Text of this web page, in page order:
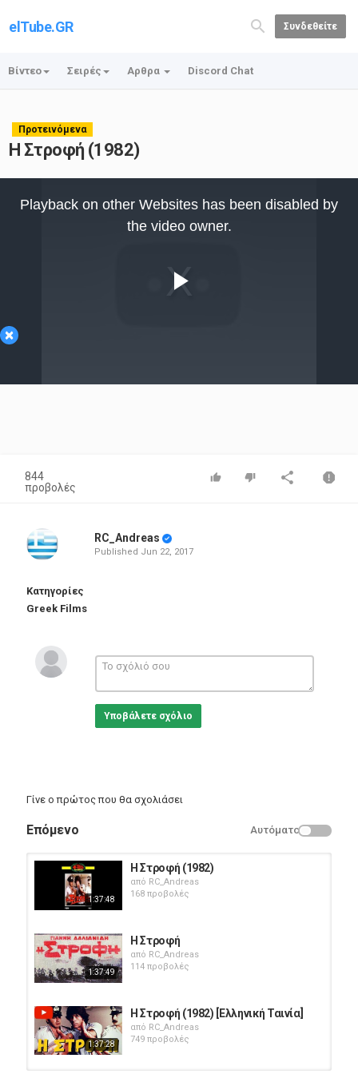
elTube.GR Συνδεθείτε
Βίντεο Σειρές Αρθρα Discord Chat
Προτεινόμενα
Η Στροφή (1982)
×
Video
Playback on other Websites has been disabled by
the video owner.
844
προβολές
RC_Andreas
Published Jun 22, 2017
Κατηγορίες
Greek Films
Υποβάλετε σχόλιο
Γίνε ο πρώτος που θα σχολιάσει
Επόμενο Αυτόματο
1:37:48
Η Στροφή (1982)
από RC_Andreas
168 προβολές
1:37:49
Η Στροφή
από RC_Andreas
114 προβολές
1:37:28
Η Στροφή (1982) [Ελληνική Ταινία]
από RC_Andreas
749 προβολές